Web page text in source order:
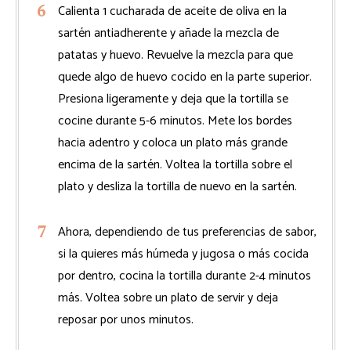
Calienta 1 cucharada de aceite de oliva en la
sartén antiadherente y añade la mezcla de
patatas y huevo. Revuelve la mezcla para que
quede algo de huevo cocido en la parte superior.
Presiona ligeramente y deja que la tortilla se
cocine durante 5-6 minutos. Mete los bordes
hacia adentro y coloca un plato más grande
encima de la sartén. Voltea la tortilla sobre el
plato y desliza la tortilla de nuevo en la sartén.
Ahora, dependiendo de tus preferencias de sabor,
si la quieres más húmeda y jugosa o más cocida
por dentro, cocina la tortilla durante 2-4 minutos
más. Voltea sobre un plato de servir y deja
reposar por unos minutos.